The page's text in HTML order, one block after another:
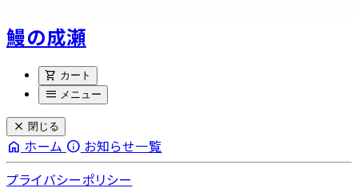
鰻の成瀬
shopping_cart カート
menu メニュー
close 閉じる
home ホーム info お知らせ一覧
プライバシーポリシー